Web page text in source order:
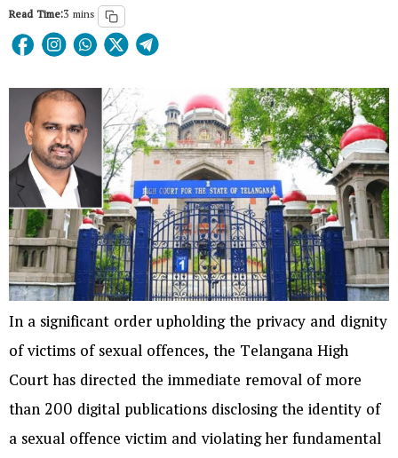
Read Time:3 mins
In a significant order upholding the privacy and dignity
of victims of sexual offences, the Telangana High
Court has directed the immediate removal of more
than 200 digital publications disclosing the identity of
a sexual offence victim and violating her fundamental